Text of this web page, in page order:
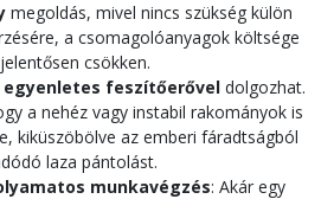
megoldás, mivel nincs szükség külön
a csomagolóanyagok költsége
jelentősen csökken.
egyenletes feszítőerővel dolgozhat.
a nehéz vagy instabil rakományok is
kiküszöbölve az emberi fáradtságból
laza pántolást.
munkavégzés: Akár egy